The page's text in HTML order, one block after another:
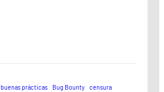
buenas prácticas Bug Bounty censura